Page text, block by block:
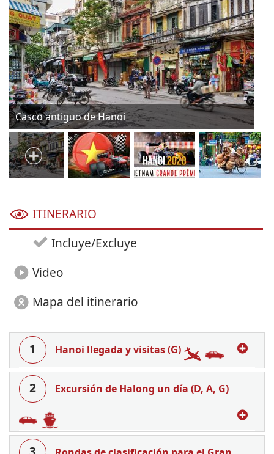
Casco antiguo de Hanoi
ITINERARIO
Incluye/Excluye
Video
Mapa del itinerario
1 Hanoi llegada y visitas (G)
2 Excursión de Halong un día (D, A, G)